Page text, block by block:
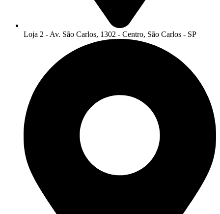
Loja 2 - Av. São Carlos, 1302 - Centro, São Carlos - SP